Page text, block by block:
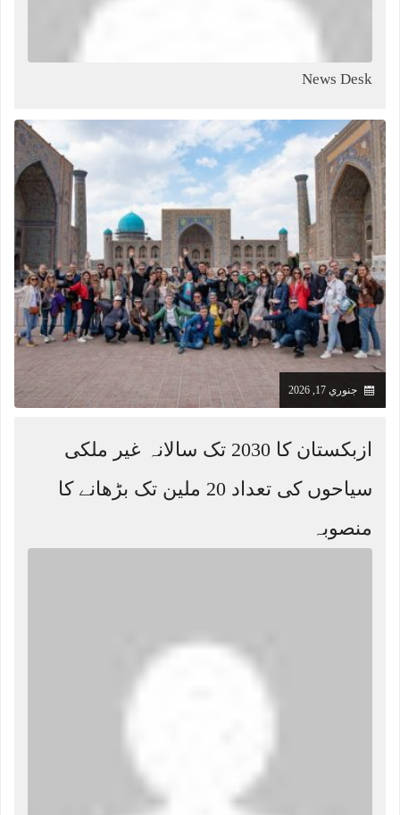
News Desk
جنوري 17, 2026
ازبکستان کا 2030 تک سالانہ غیر ملکی
سیاحوں کی تعداد 20 ملین تک بڑھانے کا
منصوبہ